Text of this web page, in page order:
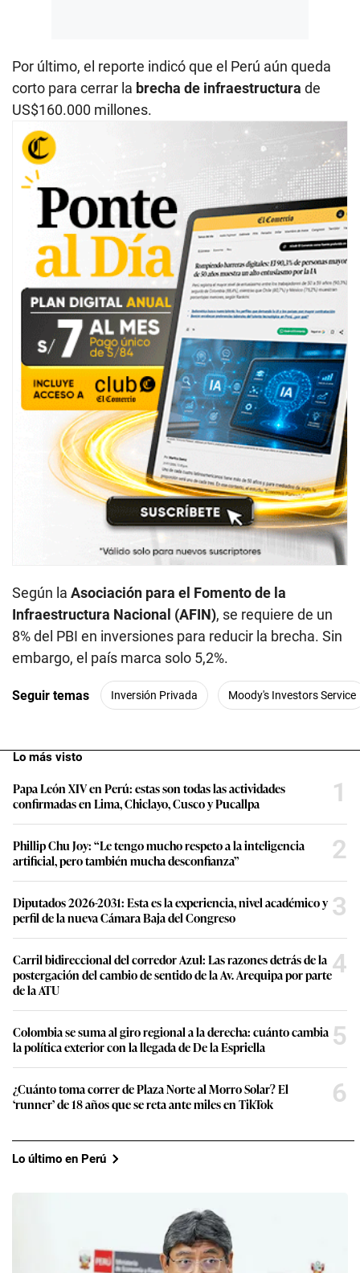
Por último, el reporte indicó que el Perú aún queda
corto para cerrar la brecha de infraestructura de
US$160.000 millones.
Según la Asociación para el Fomento de la
Infraestructura Nacional (AFIN), se requiere de un
8% del PBI en inversiones para reducir la brecha. Sin
embargo, el país marca solo 5,2%.
Seguir temas Inversión Privada Moody's Investors Service
Lo más visto
Papa León XIV en Perú: estas son todas las actividades
confirmadas en Lima, Chiclayo, Cusco y Pucallpa
1
Phillip Chu Joy: “Le tengo mucho respeto a la inteligencia
artificial, pero también mucha desconfianza”
2
Diputados 2026-2031: Esta es la experiencia, nivel académico y
perfil de la nueva Cámara Baja del Congreso
3
Carril bidireccional del corredor Azul: Las razones detrás de la
postergación del cambio de sentido de la Av. Arequipa por parte
de la ATU
4
Colombia se suma al giro regional a la derecha: cuánto cambia
la política exterior con la llegada de De la Espriella
5
¿Cuánto toma correr de Plaza Norte al Morro Solar? El
‘runner’ de 18 años que se reta ante miles en TikTok
6
Lo último en Perú